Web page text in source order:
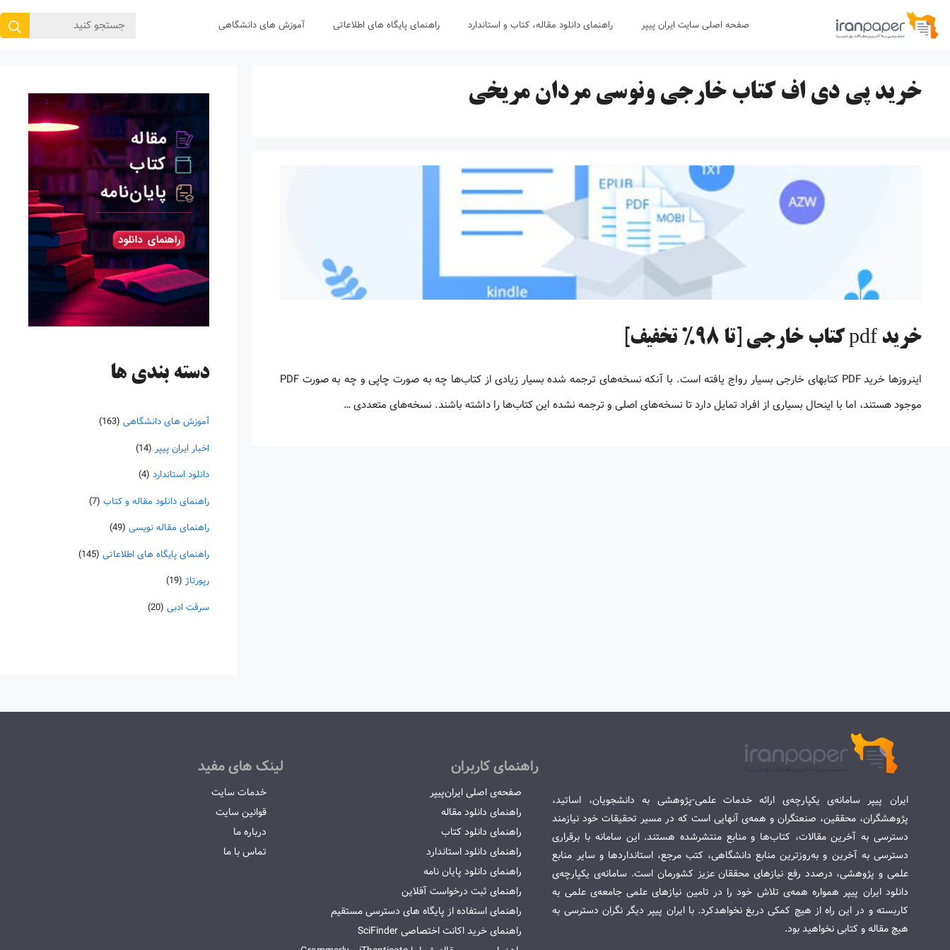
پرش
صفحه اصلی سایت ایران پیپر راهنمای دانلود مقاله، کتاب و استاندارد راهنمای پایگاه های اطلاعاتی آموزش های دانشگاهی
جستجوی
خرید پی دی اف کتاب خارجی ونوسی مردان مریخی
خرید pdf کتاب خارجی [تا 98% تخفیف]
اینروزها خرید PDF کتاب‎های خارجی بسیار رواج یافته است. با آنکه نسخه‌های ترجمه شده بسیار زیادی از کتاب‌ها چه به صورت چاپی و چه به صورت PDF
موجود هستند، اما با اینحال بسیاری از افراد تمایل دارد تا نسخه‌های اصلی و ترجمه نشده این کتاب‌ها را داشته باشند. نسخه‌های متعددی …
دسته‌ بندی ها
آموزش های دانشگاهی (163)
اخبار ایران پیپر (14)
دانلود استاندارد (4)
راهنمای دانلود مقاله و کتاب (7)
راهنمای مقاله نویسی (49)
راهنمای پایگاه های اطلاعاتی (145)
رپورتاژ (19)
سرقت ادبی (20)
ایران پیپر سامانه‌ی یکپارچه‌ی ارائه خدمات علمی-پژوهشی به دانشجویان، اساتید،
پژوهشگران، محققین، صنعتگران و همه‌ی آنهایی است که در مسیر تحقیقات خود نیازمند
دسترسی به آخرین مقالات، کتاب‌ها و منابع منتشرشده هستند. این سامانه با برقراری
دسترسی به آخرین و به‌روزترین منابع دانشگاهی، کتب مرجع، استانداردها و سایر منابع
علمی و پژوهشی، درصدد رفع نیازهای محققان عزیز کشورمان است. سامانه‌ی یکپارچه‌ی
دانلود ایران پیپر همواره همه‌ی تلاش خود را در تامین نیازهای علمی جامعه‌ی علمی به
کاربسته و در این راه از هیچ کمکی دریغ نخواهدکرد. با ایران پیپر دیگر نگران دسترسی به
هیچ مقاله و کتابی نخواهید بود.
راهنمای کاربران
صفحه‌ی اصلی ایران‌پیپر
راهنمای دانلود مقاله
راهنمای دانلود کتاب
راهنمای دانلود استاندارد
راهنمای دانلود پایان نامه
راهنمای ثبت درخواست آفلاین
راهنمای استفاده از پایگاه های دسترسی مستقیم
راهنمای خرید اکانت اختصاصی SciFinder
لینک های مفید
خدمات سایت
قوانین سایت
درباره ما
تماس با ما